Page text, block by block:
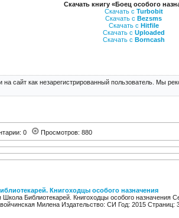
Скачать книгу «Боец особого
Скачать с Turbobit
Скачать с Bezsms
Скачать с Hitfile
Скачать с Uploaded
Скачать с Borncash
сайт как незарегистрированный пользователь. Мы
0 Просмотров: 880
Книгоходцы особого назначения
Библиотекарей. Книгоходцы особого назначения
Милена Издательство: СИ Год: 2015 Страниц: